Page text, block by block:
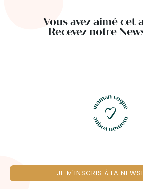
Vous avez aimé cet
Recevez notre
JE M'INSCRIS À LA